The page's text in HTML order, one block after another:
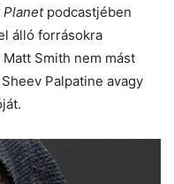
Planetpodcastjében
álló forrásokra
Smith nem mást
Palpatine avagy